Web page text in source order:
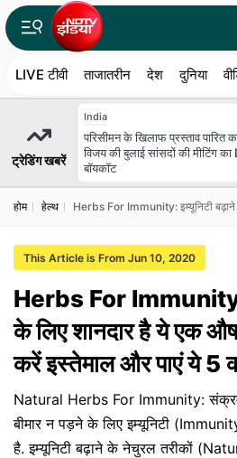
LIVE टीवी ताजातरीन देश दुनिया
ट्रेडिंग खबरें
India
परिसीमन के खिलाफ प्रस्ताव पारित
विजय की बुलाई सांसदों की मीटिंग
बॉयकॉट
होम हेल्थ Herbs For Immunity: इम्यूनिटी
This Article is From Jun 10, 2020
Herbs For Immunity:
के लिए शानदार है ये एक
करें इस्तेमाल और पाएं ये 5
Natural Herbs For Immunity:
बीमार न पड़ने के लिए इम्यूनिटी
है. इम्यूनिटी बढ़ाने के नेचुरल तरीकों